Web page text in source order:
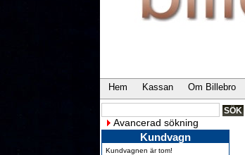
Hem Kassan Om Billebro
Avancerad sökning
Kundvagn
Kundvagnen är tom!